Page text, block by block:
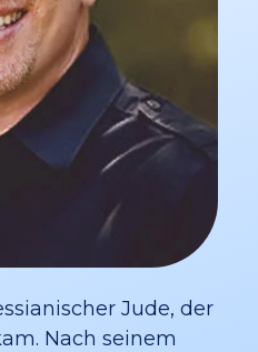
Jude, der
Nach seinem